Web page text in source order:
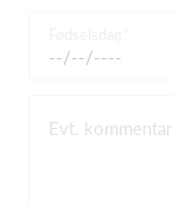
Evt. kommentar